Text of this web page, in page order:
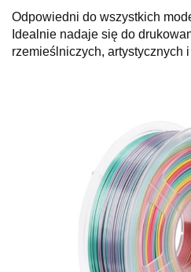
Odpowiedni do wszystkich
Idealnie nadaje się do
rzemieślniczych, artystycznych i